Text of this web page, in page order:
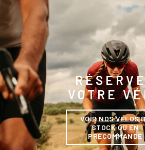
VOTRE
VOIR NOS VÉLOS
STOCK OU EN
PRÉCOMMANDE